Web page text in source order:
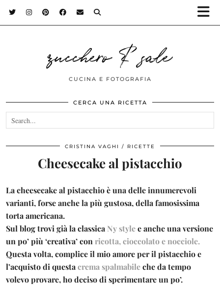
zucchero & sale
CUCINA E FOTOGRAFIA
CERCA UNA RICETTA
CRISTINA VAGHI RICETTE
Cheesecake al pistacchio
La cheesecake al pistacchio è una delle innumerevoli
varianti, forse anche la più gustosa, della famosissima
torta americana.
Sul blog trovi già la classica Ny stylee anche una versione
un po’ più ‘creativa’ con ricotta, cioccolatoe nocciole.
Questa volta, complice il mio amore per il pistacchio e
l’acquisto di questacrema spalmabileche da tempo
volevo provare, ho deciso di sperimentare un po’.